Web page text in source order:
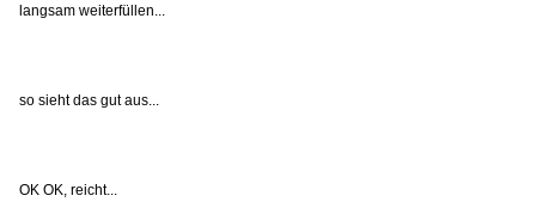
langsam weiterfüllen...
so sieht das gut aus...
OK OK, reicht...